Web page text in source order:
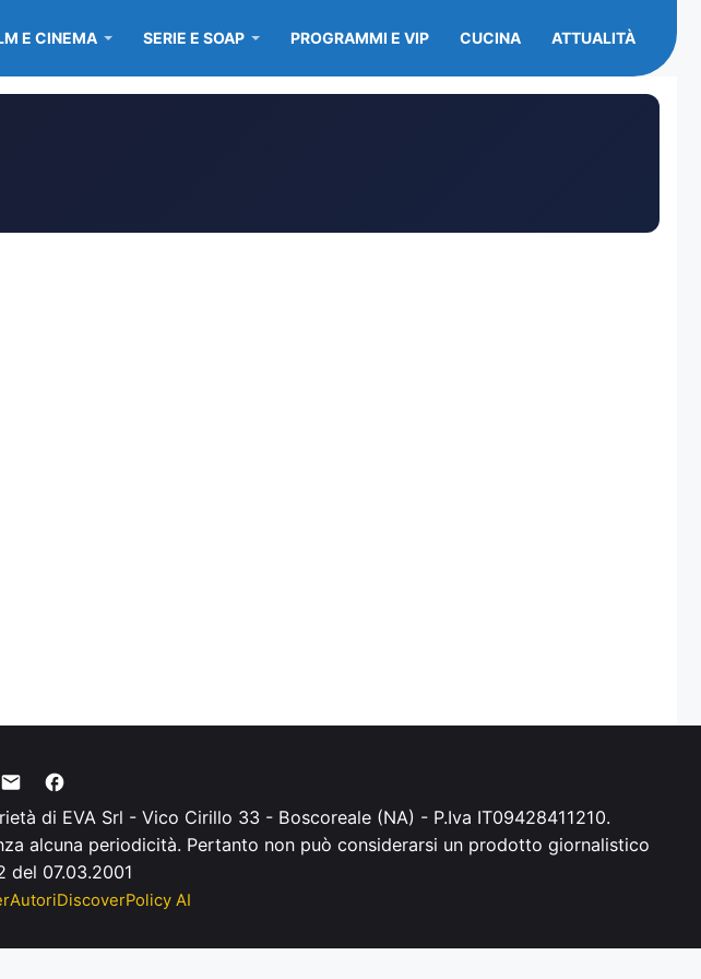
E CINEMA SERIE E SOAP PROGRAMMI E VIP CUCINA ATTUALITÀ
di EVA Srl - Vico Cirillo 33 - Boscoreale (NA) - P.Iva IT09428411210.
alcuna periodicità. Pertanto non può considerarsi un prodotto giornalistico
del 07.03.2001
AutoriDiscoverPolicy AI